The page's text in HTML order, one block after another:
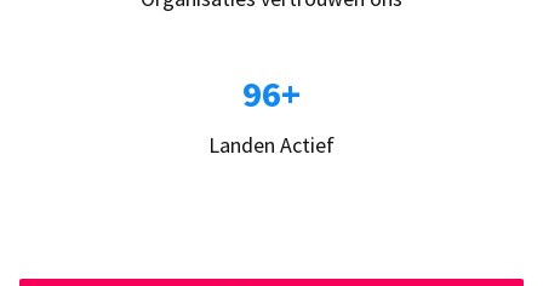
96+
Landen Actief